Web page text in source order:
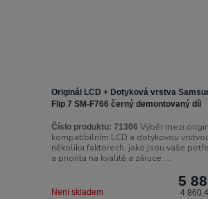
Originál LCD + Dotyková vrstva
Flip 7 SM-F766 černý demontovaný díl
Číslo produktu: 71306 Výběr mezi
kompatibilním LCD a dotykovou
několika faktorech, jako jsou vaše
a priorita na kvalitě a záruce. ...
5
4
Není skladem